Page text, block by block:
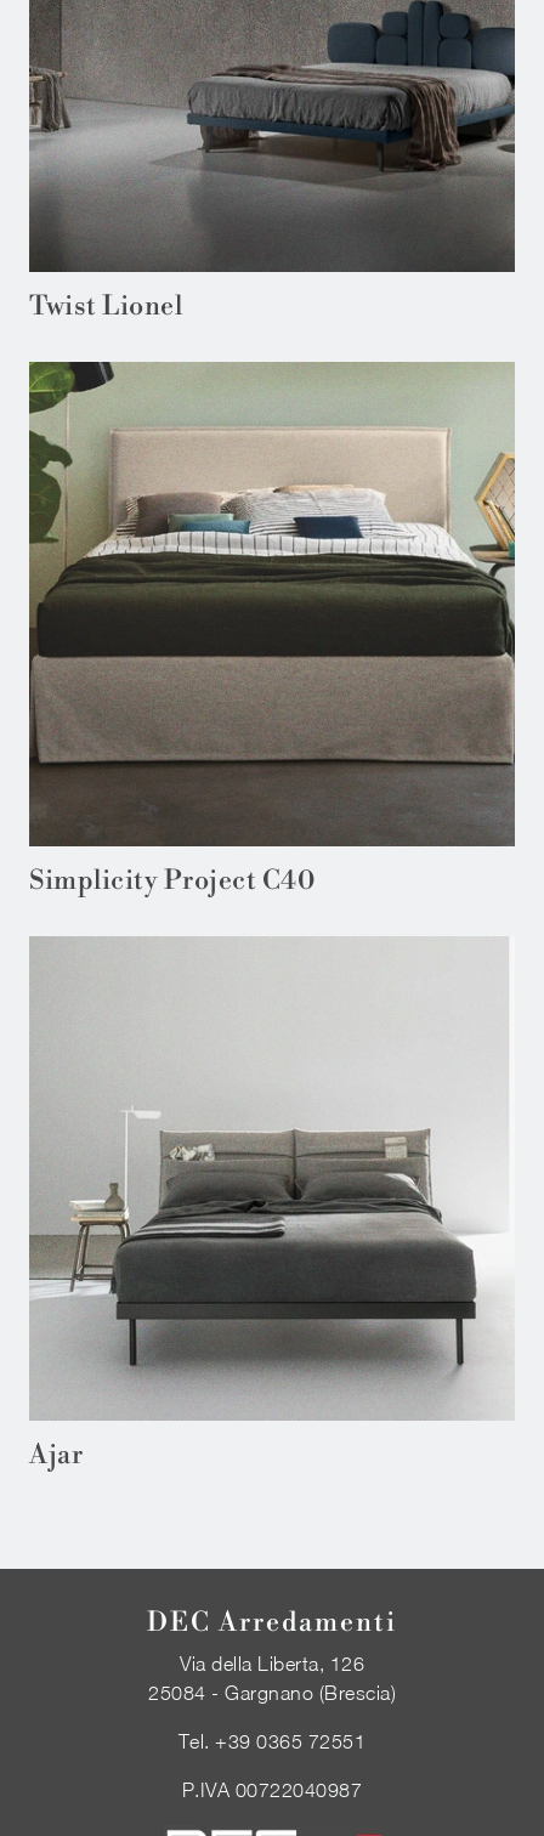
Twist Lionel
Simplicity Project C40
Ajar
DEC Arredamenti
Via della Liberta, 126
25084 - Gargnano (Brescia)
Tel.+39 0365 72551
P.IVA 00722040987